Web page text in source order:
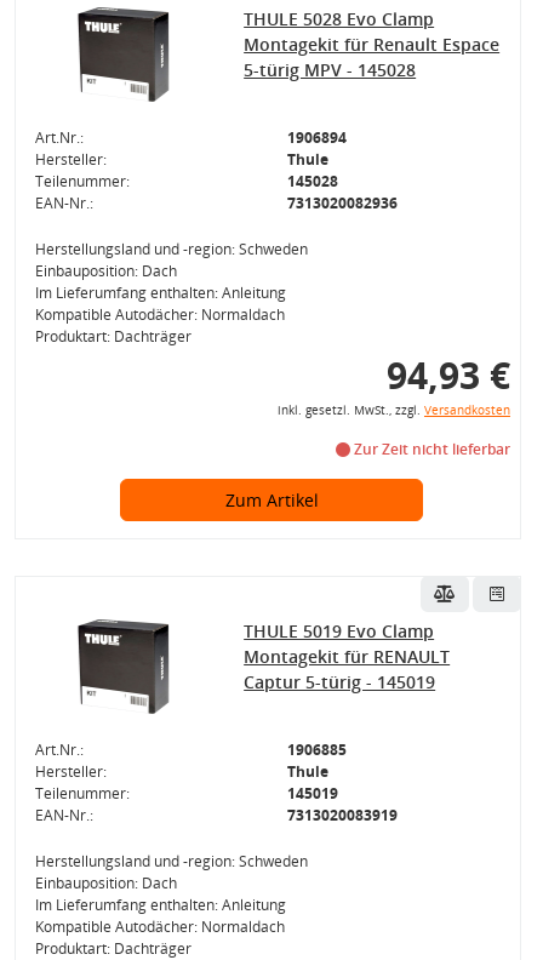
THULE 5028 Evo Clamp
Montagekit für Renault Espace
5-türig MPV - 145028
Art.Nr.:
1906894
Hersteller:
Thule
Teilenummer:
145028
EAN-Nr.:
7313020082936
Herstellungsland und -region: Schweden
Einbauposition: Dach
Im Lieferumfang enthalten: Anleitung
Kompatible Autodächer: Normaldach
Produktart: Dachträger
94,93 €
inkl. gesetzl. MwSt., zzgl. Versandkosten
Zur Zeit nicht lieferbar
Zum Artikel
THULE 5019 Evo Clamp
Montagekit für RENAULT
Captur 5-türig - 145019
Art.Nr.:
1906885
Hersteller:
Thule
Teilenummer:
145019
EAN-Nr.:
7313020083919
Herstellungsland und -region: Schweden
Einbauposition: Dach
Im Lieferumfang enthalten: Anleitung
Kompatible Autodächer: Normaldach
Produktart: Dachträger